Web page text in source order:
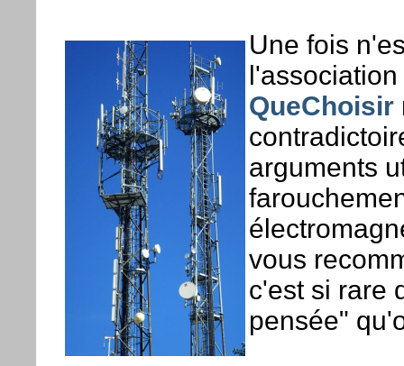
Une fois
QueChoisir
arguments
vous
c'est si rare
pensée"